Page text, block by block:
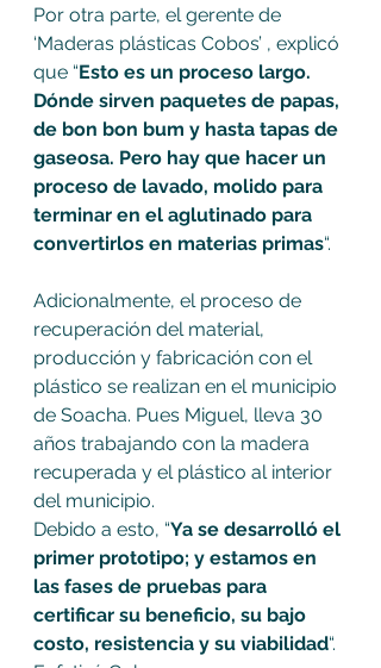
Por otra parte, el gerente de
‘Maderas plásticas Cobos’ , explicó
que “Esto es un proceso largo.
Dónde sirven paquetes de papas,
de bon bon bum y hasta tapas de
gaseosa. Pero hay que hacer un
proceso de lavado, molido para
terminar en el aglutinado para
convertirlos en materias primas“.
Adicionalmente, el proceso de
recuperación del material,
producción y fabricación con el
plástico se realizan en el municipio
de Soacha. Pues Miguel, lleva 30
años trabajando con la madera
recuperada y el plástico al interior
del municipio.
Debido a esto, “Ya se desarrolló el
primer prototipo; y estamos en
las fases de pruebas para
certificar su beneficio, su bajo
costo, resistencia y su viabilidad“.